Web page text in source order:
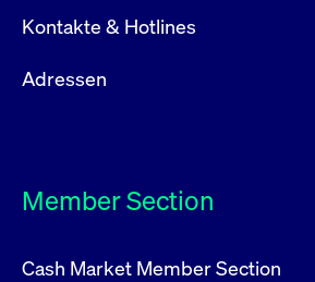
Kontakte & Hotlines
Adressen
Member Section
Cash Market Member Section